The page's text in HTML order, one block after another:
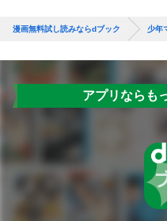
漫画無料試し読みならdブック 少年
アプリならも